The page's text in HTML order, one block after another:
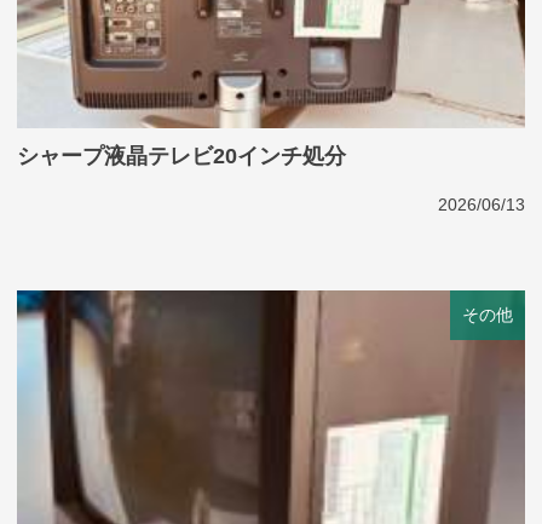
シャープ液晶テレビ20インチ処分
2026/06/13
その他